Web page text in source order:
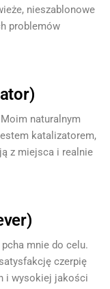
nieszablonowe
problemów
naturalnym
katalizatorem,
z miejsca i realnie
mnie do celu.
czerpię
i wysokiej jakości